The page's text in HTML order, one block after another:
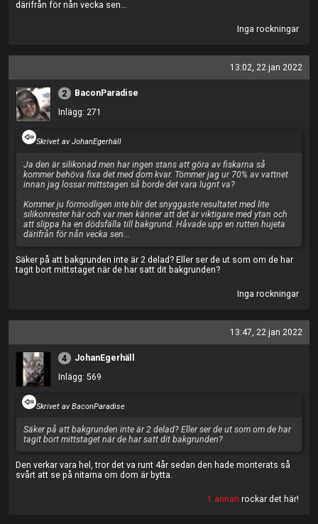
därifrån för nån vecka sen...
Inga rockningar
13:02, 22 jan 2022
2
BaconParadise
Inlägg: 271
Skrivet av JohanEgerhäll
Ja den är silikonad men har ingen stans att göra av fiskarna så
kommer behöva fixa det med dom kvar. Tömmer jag ur 70% av vattnet
innan jag lossar mittstagen så borde det vara lugnt va?
Kommer ju förmodligen inte blir det snyggaste resultatet med lite
silikonrester här och var men känner att det är viktigare med ytan och
att slippa ha en dödsfälla till bakgrund. Håvade upp en rutten hujeta
därifrån för nån vecka sen...
Säker på att bakgrunden inte är 2 delad? Eller ser de ut som om de har
tagit bort mittstaget när de har satt dit bakgrunden?
Inga rockningar
13:47, 22 jan 2022
4
JohanEgerhäll
Inlägg: 569
Skrivet av BaconParadise
Säker på att bakgrunden inte är 2 delad? Eller ser de ut som om de har
tagit bort mittstaget när de har satt dit bakgrunden?
Den verkar vara hel, tror det va runt 4år sedan den hade monterats så
svårt att se på nitarna om dom är bytta.
1 annan rockar det här!